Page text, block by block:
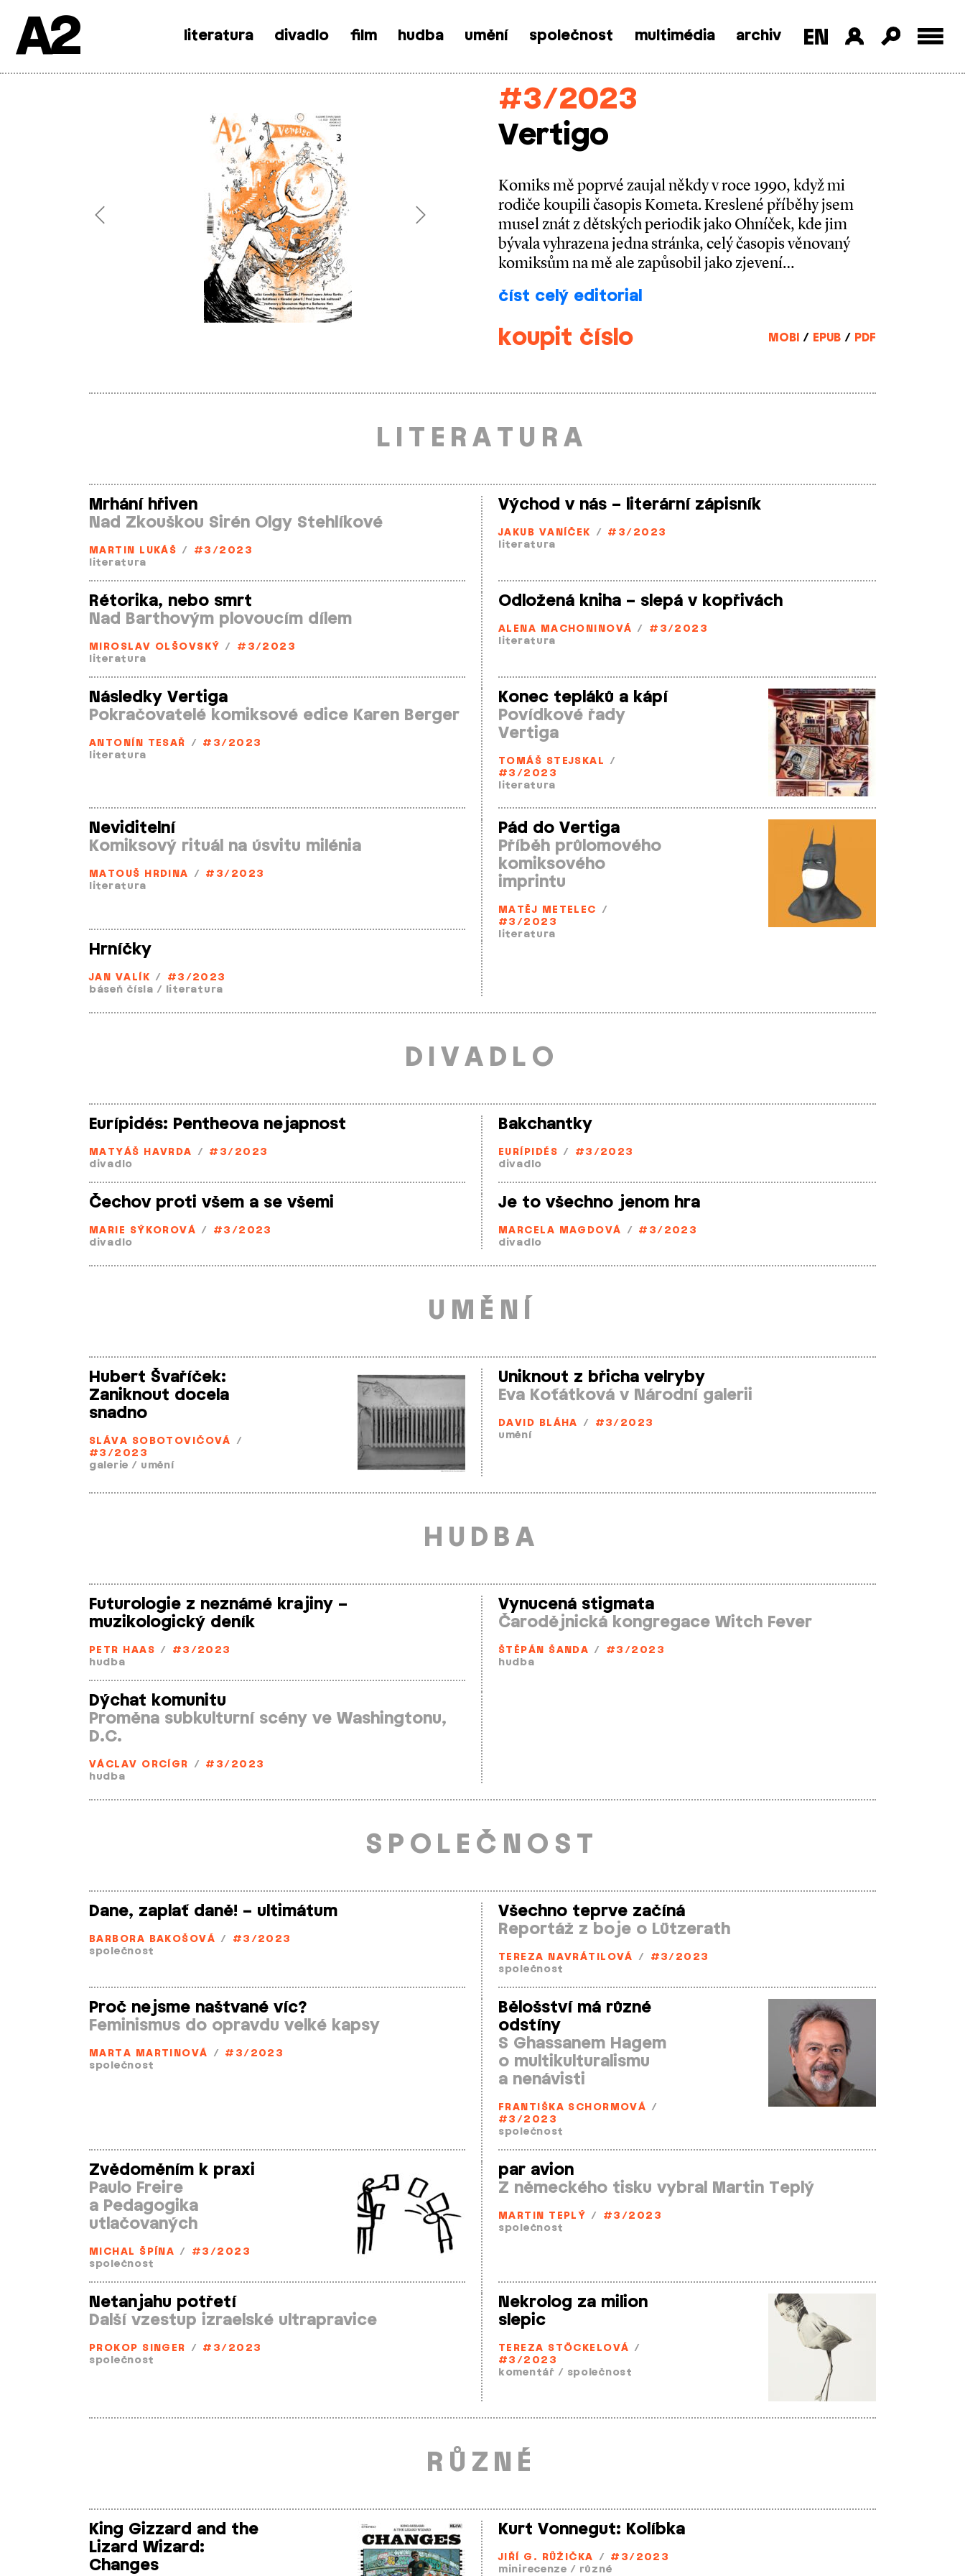
SkipA2 literatura divadlo film hudba umění společnost multimédia archiv
Previous Next
#3/2023
Vertigo
Komiks mě poprvé zaujal někdy v roce 1990, když mi
rodiče koupili časopis Kometa. Kreslené příběhy jsem
musel znát z dětských periodik jako Ohníček, kde jim
bývala vyhrazena jedna stránka, celý časopis věnovaný
komiksům na mě ale zapůsobil jako zjevení…
číst celý editorial
koupit číslo MOBI / EPUB / PDF
LITERATURA
Mrhání hřiven
Nad Zkouškou Sirén Olgy Stehlíkové
MARTIN LUKÁŠ /
#3/2023
literatura
Východ v nás – literární zápisník
JAKUB VANÍČEK / #3/2023
literatura
Rétorika, nebo smrt
Nad Barthovým plovoucím dílem
MIROSLAV OLŠOVSKÝ /
#3/2023
literatura
Odložená kniha – slepá v kopřivách
ALENA MACHONINOVÁ /
#3/2023
literatura
Následky Vertiga
Pokračovatelé komiksové edice Karen Berger
ANTONÍN TESAŘ / #3/2023
literatura
Konec tepláků a kápí
Povídkové řady
Vertiga
TOMÁŠ STEJSKAL /
#3/2023
literatura
Neviditelní
Komiksový rituál na úsvitu milénia
MATOUŠ HRDINA / #3/2023
literatura
Pád do Vertiga
Příběh průlomového
komiksového
imprintu
MATĚJ METELEC /
#3/2023
literatura
Hrníčky
JAN VALÍK /
#3/2023
báseň čísla / literatura
DIVADLO
Eurípidés: Pentheova nejapnost
MATYÁŠ HAVRDA / #3/2023
divadlo
Bakchantky
EURÍPIDÉS /
#3/2023
divadlo
Čechov proti všem a se všemi
MARIE SÝKOROVÁ /
#3/2023
divadlo
Je to všechno jenom hra
MARCELA MAGDOVÁ / #3/2023
divadlo
UMĚNÍ
Hubert Švaříček:
Zaniknout docela
snadno
SLÁVA SOBOTOVIČOVÁ /
#3/2023
galerie / umění
Uniknout z břicha velryby
Eva Koťátková v Národní galerii
DAVID BLÁHA /
#3/2023
umění
HUDBA
Futurologie z neznámé krajiny –
muzikologický deník
PETR HAAS /
#3/2023
hudba
Vynucená stigmata
Čarodějnická kongregace Witch Fever
ŠTĚPÁN ŠANDA /
#3/2023
hudba
Dýchat komunitu
Proměna subkulturní scény ve Washingtonu,
D.C.
VÁCLAV ORCÍGR / #3/2023
hudba
SPOLEČNOST
Dane, zaplať daně! – ultimátum
BARBORA BAKOŠOVÁ /
#3/2023
společnost
Všechno teprve začíná
Reportáž z boje o Lützerath
TEREZA NAVRÁTILOVÁ /
#3/2023
společnost
Proč nejsme naštvané víc?
Feminismus do opravdu velké kapsy
MARTA MARTINOVÁ / #3/2023
společnost
Bělošství má různé
odstíny
S Ghassanem Hagem
o multikulturalismu
a nenávisti
FRANTIŠKA SCHORMOVÁ /
#3/2023
společnost
Zvědoměním k praxi
Paulo Freire
a Pedagogika
utlačovaných
MICHAL ŠPÍNA /
#3/2023
společnost
par avion
Z německého tisku vybral Martin Teplý
MARTIN TEPLÝ /
#3/2023
společnost
Netanjahu potřetí
Další vzestup izraelské ultrapravice
PROKOP SINGER / #3/2023
společnost
Nekrolog za milion
slepic
TEREZA STÖCKELOVÁ /
#3/2023
komentář / společnost
RŮZNÉ
King Gizzard and the
Lizard Wizard:
Changes
Kurt Vonnegut: Kolíbka
JIŘÍ G. RŮŽIČKA / #3/2023
minirecenze / různé